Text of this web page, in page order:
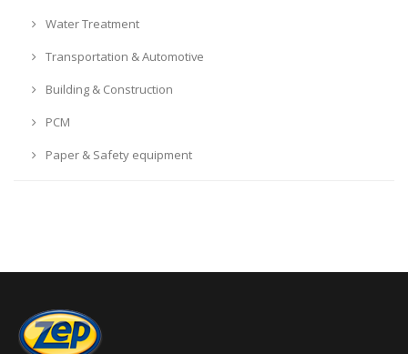
Water Treatment
Transportation & Automotive
Building & Construction
PCM
Paper & Safety equipment